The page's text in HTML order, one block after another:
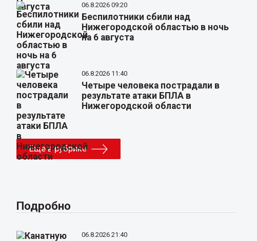
06.8.2026 09:20
Беспилотники сбили над
Нижегородской областью в ночь
на 6 августа
06.8.2026 11:40
Четыре человека пострадали в
результате атаки БПЛА в
Нижегородской области
Еще в рубрике
Подробно
06.8.2026 21:40